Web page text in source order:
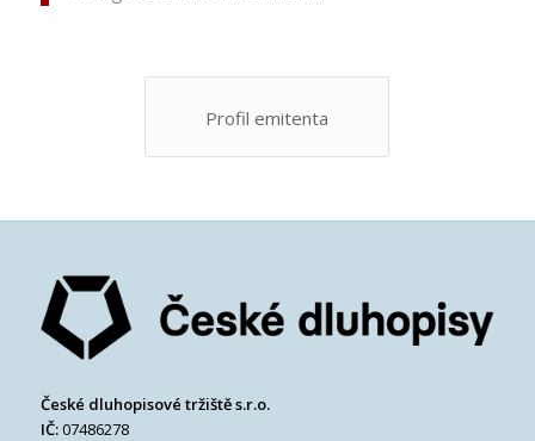
Profil emitenta
České dluhopisové tržiště s.r.o.
IČ:07486278